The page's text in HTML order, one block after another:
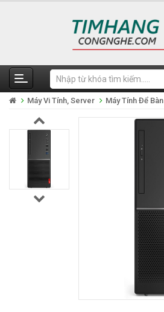
Máy Vi Tính, Server Máy Tính Để Bàn